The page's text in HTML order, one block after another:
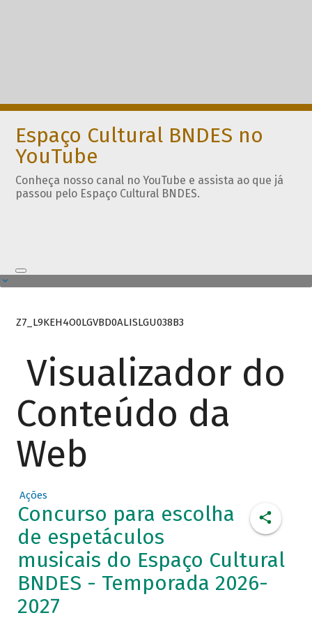
Espaço Cultural BNDES no
YouTube
Conheça nosso canal no YouTube e assista ao que já
passou pelo Espaço Cultural BNDES.
Z7_L9KEH4O0LGVBD0ALISLGU038B3
Visualizador do
Conteúdo da
Web
Ações
Concurso para escolha
de espetáculos
musicais do Espaço Cultural
BNDES - Temporada 2026-
2027